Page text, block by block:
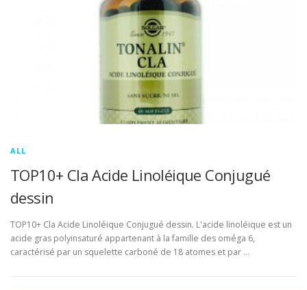
ALL
TOP10+ Cla Acide Linoléique Conjugué
dessin
TOP10+ Cla Acide Linoléique Conjugué dessin. L'acide linoléique est un
acide gras polyinsaturé appartenant à la famille des oméga 6,
caractérisé par un squelette carboné de 18 atomes et par …